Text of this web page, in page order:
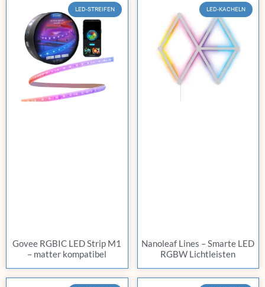
LED-STREIFEN
Govee RGBIC LED Strip M1
– matter kompatibel
LED-KACHELN
Nanoleaf Lines – Smarte LED
RGBW Lichtleisten